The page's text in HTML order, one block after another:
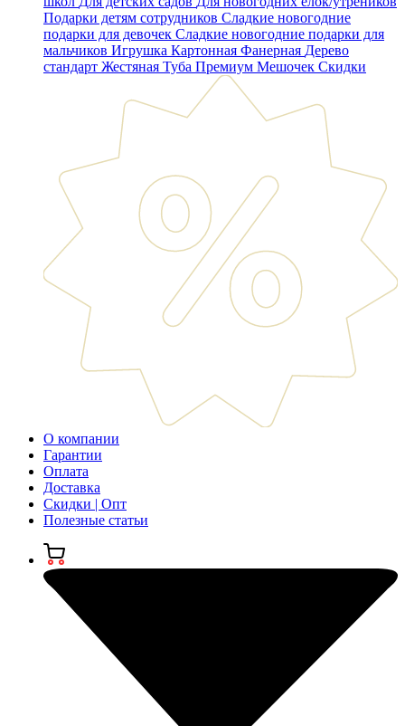
Подарки детям сотрудников Сладкие новогодние
подарки для девочек Сладкие новогодние подарки для
мальчиков Игрушка Картонная Фанерная Дерево
стандарт Жестяная Туба Премиум Мешочек Скидки
О компании
Гарантии
Оплата
Доставка
Скидки | Опт
Полезные статьи